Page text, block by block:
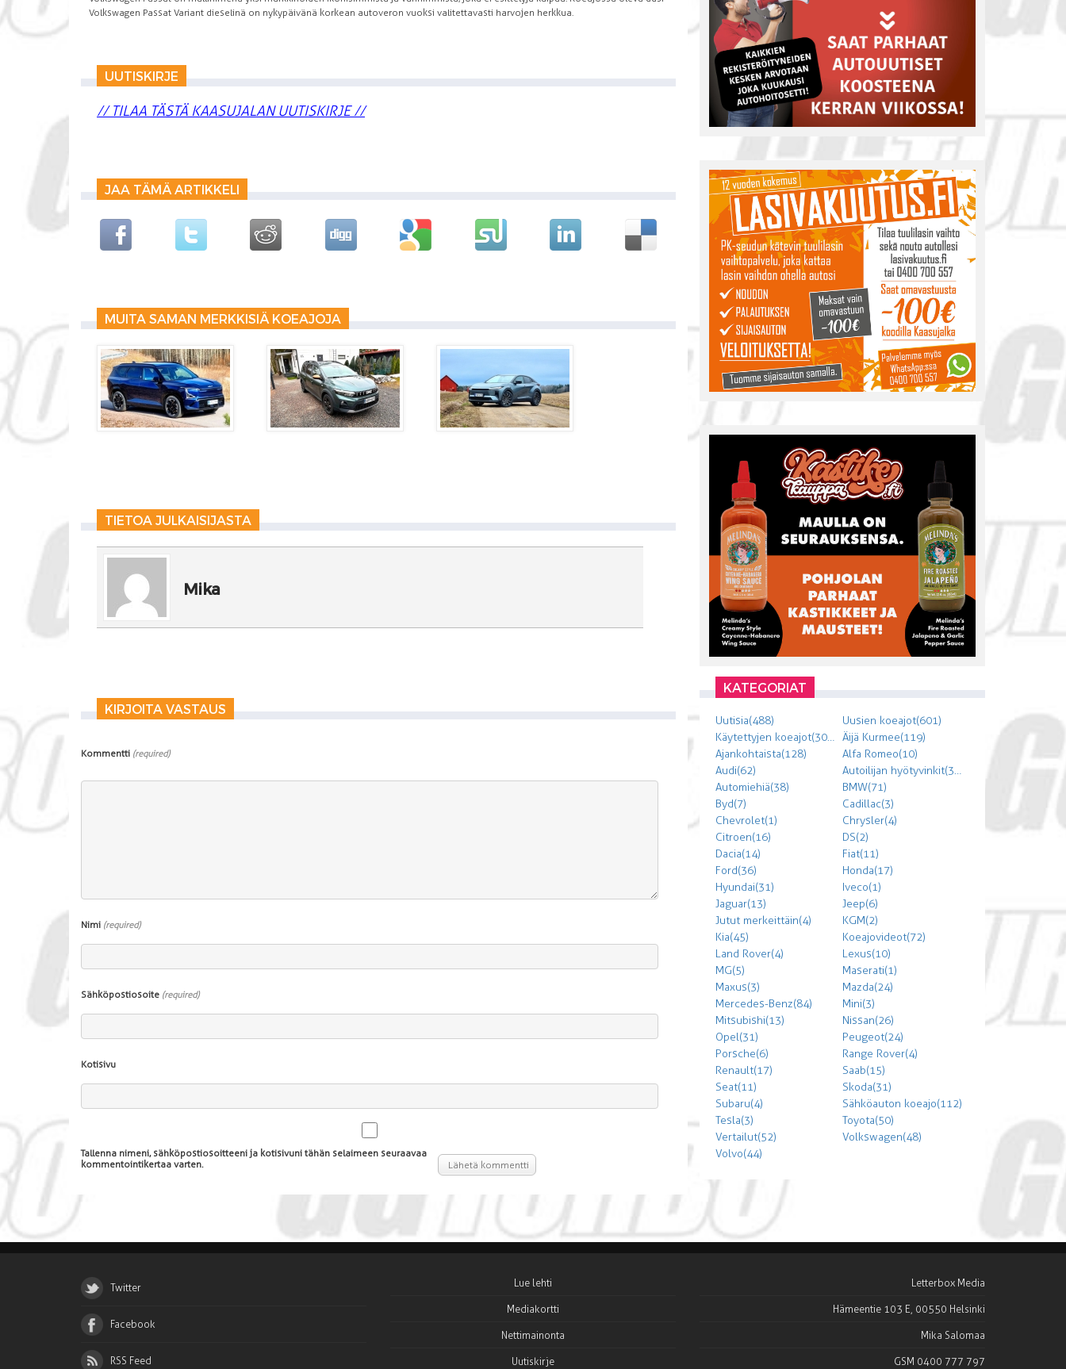
Volkswagen Passat Variant dieselinä on nykypäivänä korkean autoveron vuoksi valitettavasti harvojen herkkua.
UUTISKIRJE
// TILAA TÄSTÄ KAASUJALAN UUTISKIRJE //
JAA TÄMÄ ARTIKKELI
MUITA SAMAN MERKKISIÄ KOEAJOJA
TIETOA JULKAISIJASTA
Mika
KIRJOITA VASTAUS
Kommentti (required)
Nimi (required)
Sähköpostiosoite (required)
Kotisivu
Tallenna nimeni, sähköpostiosoitteeni ja kotisivuni tähän selaimeen seuraavaa
kommentointikertaa varten.
KATEGORIAT
Uutisia (488)
Uusien koeajot (601)
Käytettyjen koeajot (303) Äijä Kurmee (119)
Ajankohtaista (128)
Alfa Romeo (10)
Audi (62)
Autoilijan hyötyvinkit (300)
Automiehiä (38)
BMW (71)
Byd (7)
Cadillac (3)
Chevrolet (1)
Chrysler (4)
Citroen (16)
DS (2)
Dacia (14)
Fiat (11)
Ford (36)
Honda (17)
Hyundai (31)
Iveco (1)
Jaguar (13)
Jeep (6)
Jutut merkeittäin (4)
KGM (2)
Kia (45)
Koeajovideot (72)
Land Rover (4)
Lexus (10)
MG (5)
Maserati (1)
Maxus (3)
Mazda (24)
Mercedes-Benz (84)
Mini (3)
Mitsubishi (13)
Nissan (26)
Opel (31)
Peugeot (24)
Porsche (6)
Range Rover (4)
Renault (17)
Saab (15)
Seat (11)
Skoda (31)
Subaru (4)
Sähköauton koeajo (112)
Tesla (3)
Toyota (50)
Vertailut (52)
Volkswagen (48)
Volvo (44)
Twitter
Facebook
RSS Feed
Lue lehti
Mediakortti
Nettimainonta
Uutiskirje
Letterbox Media
Hämeentie 103 E, 00550 Helsinki
Mika Salomaa
GSM 0400 777 797